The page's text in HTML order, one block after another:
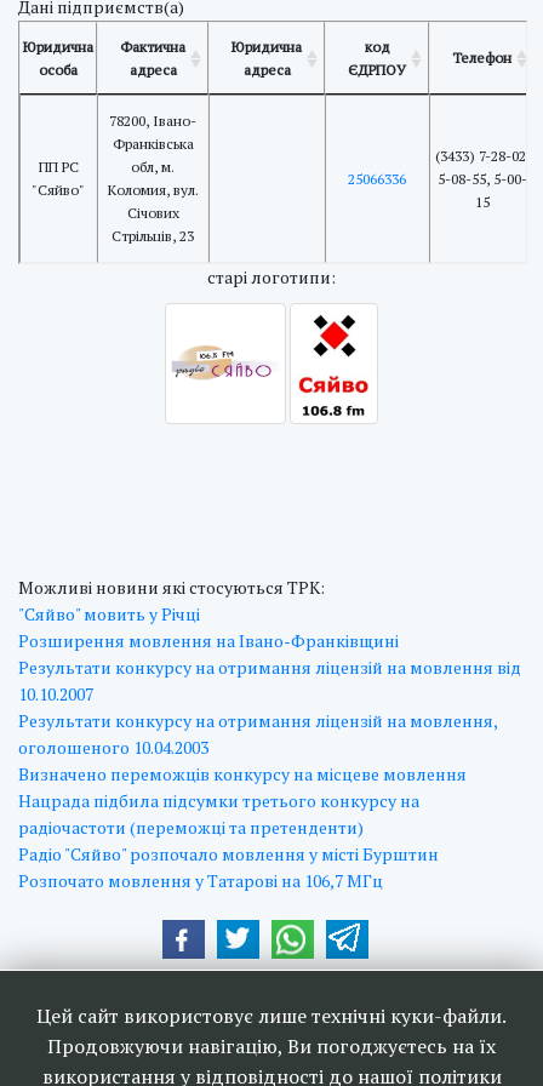
Дані підприємств(а)
Юридична
особа
Фактична
адреса
Юридична
адреса
код
ЄДРПОУ
Телефон
ПП РС
"Сяйво"
78200, Івано-
Франківська
обл, м.
Коломия, вул.
Січових
Стрільців, 23
25066336
(3433) 7-28-02,
5-08-55, 5-00-
15
cтарі логотипи:
Можливі новини які стосуються ТРК:
"Сяйво" мовить у Річці
Розширення мовлення на Івано-Франківщині
Результати конкурсу на отримання ліцензій на мовлення вiд
10.10.2007
Результати конкурсу на отримання ліцензій на мовлення,
оголошеного 10.04.2003
Визначено переможців конкурсу на місцеве мовлення
Нацрада підбила підсумки третього конкурсу на
радіочастоти (переможці та претенденти)
Радіо "Сяйво" розпочало мовлення у місті Бурштин
Розпочато мовлення у Татарові на 106,7 МГц
Цей сайт використовує лише технічні куки-файли.
Продовжуючи навігацію, Ви погоджуєтесь на їх
використання у відповідності до нашої політики